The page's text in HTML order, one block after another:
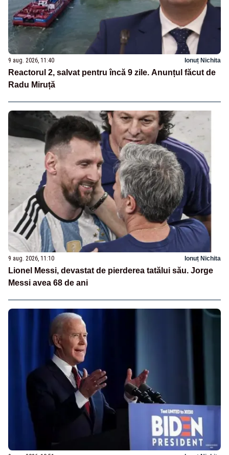
9 aug. 2026, 11:40 Ionuț Nichita
Reactorul 2, salvat pentru încă 9 zile. Anunțul făcut de
Radu Miruță
9 aug. 2026, 11:10 Ionuț Nichita
Lionel Messi, devastat de pierderea tatălui său. Jorge
Messi avea 68 de ani